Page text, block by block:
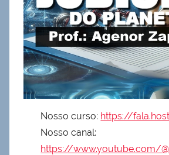
Nosso curso: https://
Nosso canal:
https://www.youtube.com/